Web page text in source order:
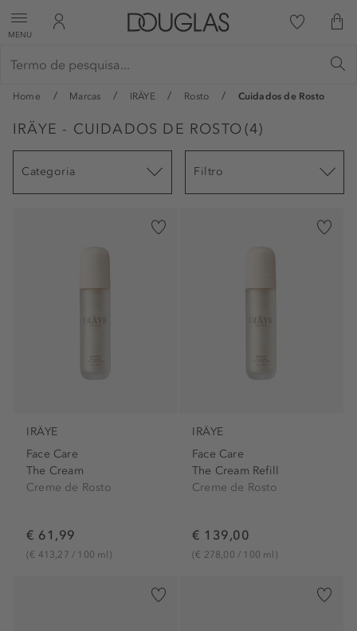
MENU
Home Marcas IRÄYE Rosto Cuidados de Rosto
IRÄYE - CUIDADOS DE ROSTO (4)
Categoria Filtro
IRÄYE
Face Care
The Cream
Creme de Rosto
€ 61,99
(€ 413,27 / 100 ml)
IRÄYE
Face Care
The Cream Refill
Creme de Rosto
€ 139,00
(€ 278,00 / 100 ml)